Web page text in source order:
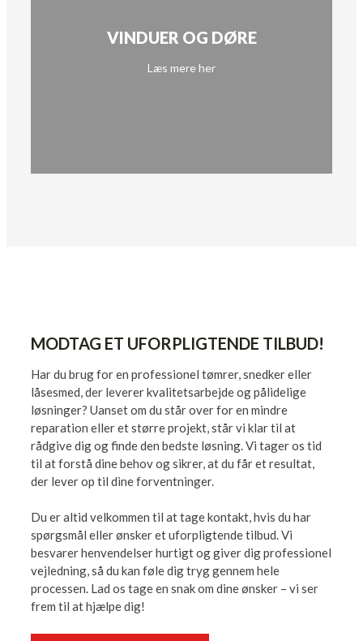
VINDUER OG DØRE
Læs mere her
MODTAG ET UFORPLIGTENDE TILBUD!
Har du brug for en professionel tømrer, snedker eller
låsesmed, der leverer kvalitetsarbejde og pålidelige
løsninger? Uanset om du står over for en mindre
reparation eller et større projekt, står vi klar til at
rådgive dig og finde den bedste løsning. Vi tager os tid
til at forstå dine behov og sikrer, at du får et resultat,
der lever op til dine forventninger.
Du er altid velkommen til at tage kontakt, hvis du har
spørgsmål eller ønsker et uforpligtende tilbud. Vi
besvarer henvendelser hurtigt og giver dig professionel
vejledning, så du kan føle dig tryg gennem hele
processen. Lad os tage en snak om dine ønsker – vi ser
frem til at hjælpe dig!